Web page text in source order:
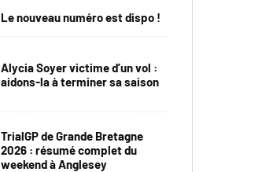
Le nouveau numéro est dispo !
Alycia Soyer victime d’un vol :
aidons-la à terminer sa saison
TrialGP de Grande Bretagne
2026 : résumé complet du
weekend à Anglesey